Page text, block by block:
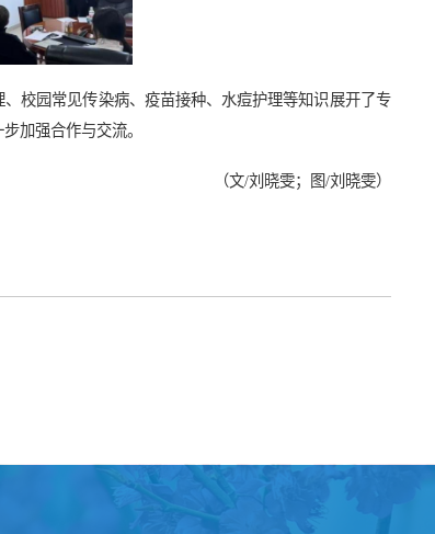
、校园常见传染病、疫苗接种、水痘护理等知识展开了专
加强合作与交流。
（文/刘晓雯；图/刘晓雯）